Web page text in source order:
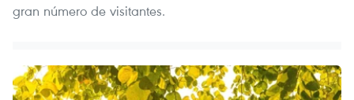
gran número de visitantes.